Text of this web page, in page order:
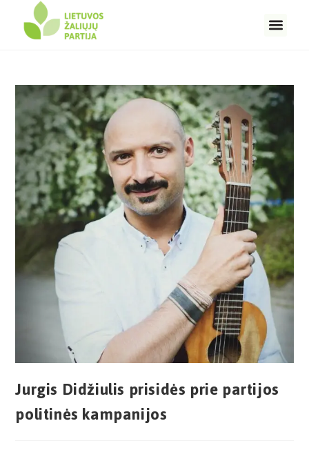
Jurgis Didžiulis prisidės prie partijos
politinės kampanijos